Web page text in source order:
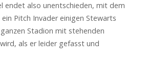
endet also unentschieden, mit dem
ein Pitch Invader einigen Stewarts
Stadion mit stehenden
als er leider gefasst und